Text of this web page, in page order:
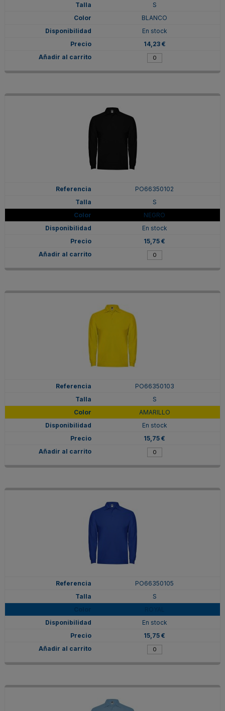
S
BLANCO
En stock
14,23 €
PO66350102
S
NEGRO
En stock
15,75 €
PO66350103
S
AMARILLO
En stock
15,75 €
PO66350105
S
En stock
15,75 €